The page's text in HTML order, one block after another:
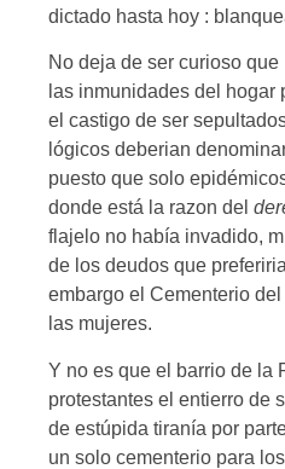
dictado hasta hoy :
No deja de ser curioso
las inmunidades del
el castigo de ser
lógicos deberian
puesto que solo
donde está la razon del
flajelo no había invadido,
de los deudos que
embargo el Cementerio
las mujeres.
Y no es que el barrio de la
protestantes el entierro de
de estúpida tiranía por
un solo cementerio para